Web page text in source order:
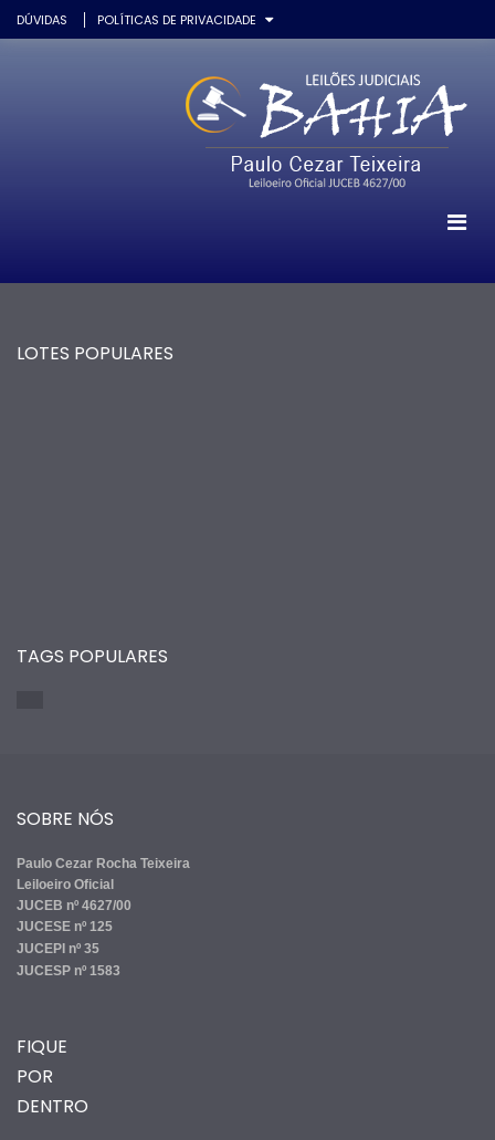
DÚVIDAS POLÍTICAS DE PRIVACIDADE
LOTES POPULARES
TAGS POPULARES
SOBRE NÓS
Paulo Cezar Rocha Teixeira
Leiloeiro Oficial
JUCEB nº 4627/00
JUCESE nº 125
JUCEPI nº 35
JUCESP nº 1583
FIQUE
POR
DENTRO